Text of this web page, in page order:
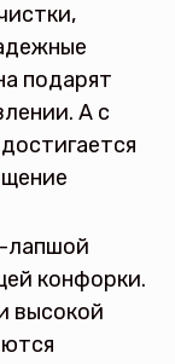
подарят
А с
лапшой
конфорки.
высокой